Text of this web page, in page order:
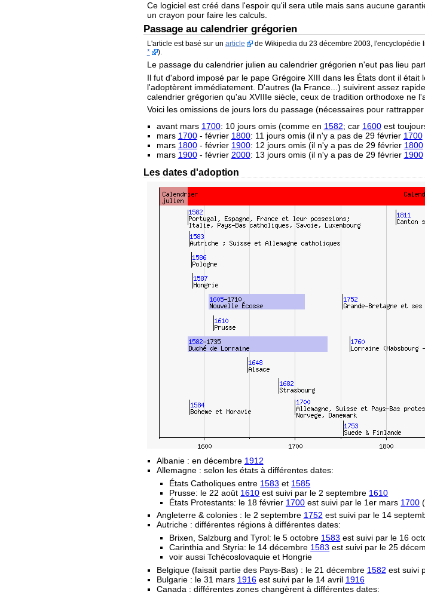
Ce logiciel est créé dans l'espoir qu'il sera utile mais sans aucune
un crayon pour faire les calculs.
Passage au calendrier grégorien
L'article est basé sur un article de Wikipedia du 23 décembre 2003, l'encyclopédie
*
).
Le passage du calendrier julien au calendrier grégorien n'eut pas lieu
Il fut d'abord imposé par le pape Grégoire XIII dans les États dont il
l'adoptèrent immédiatement. D'autres (la France...) suivirent assez
calendrier grégorien qu'au XVIIIe siècle, ceux de tradition orthodoxe ne
Voici les omissions de jours lors du passage (nécessaires pour
avant mars 1700: 10 jours omis (comme en 1582; car 1600est
mars 1700- février 1800: 11 jours omis (il n'y a pas de 29 février 1700
mars 1800- février 1900: 12 jours omis (il n'y a pas de 29 février 1800
mars 1900- février 2000: 13 jours omis (il n'y a pas de 29 février 1900
Les dates d'adoption
Albanie : en décembre 1912
Allemagne : selon les états à différentes dates:
États Catholiques entre 1583 et 1585
Prusse: le 22 août 1610 est suivi par le 2 septembre 1610
États Protestants: le 18 février 1700 est suivi par le 1er mars 1700
Angleterre & colonies : le 2 septembre 1752 est suivi par le 14
Autriche : différentes régions à différentes dates:
Brixen, Salzburg and Tyrol: le 5 octobre 1583 est suivi par le 16
Carinthia and Styria: le 14 décembre 1583 est suivi par le 25
voir aussi Tchécoslovaquie et Hongrie
Belgique (faisait partie des Pays-Bas) : le 21 décembre 1582 est suivi
Bulgarie : le 31 mars 1916est suivi par le 14 avril 1916
Canada : différentes zones changèrent à différentes dates: